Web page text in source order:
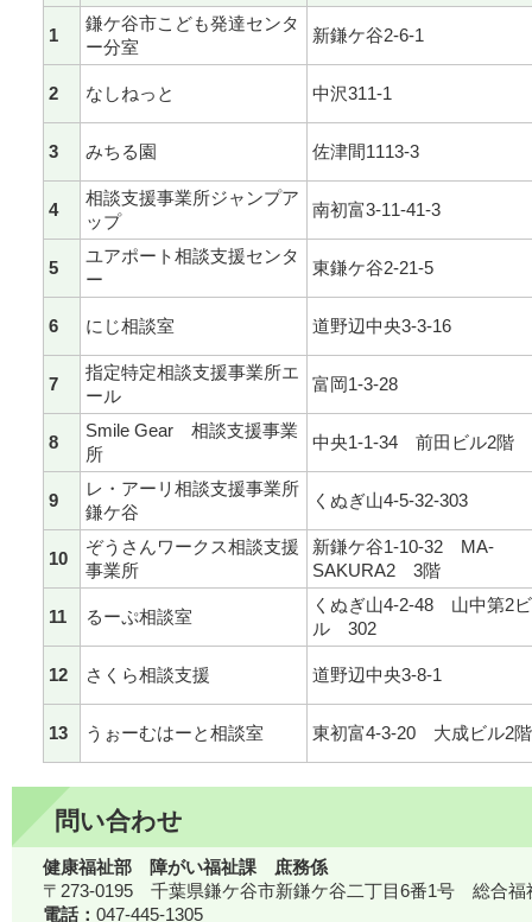
1
鎌ケ谷市こども発達センタ
ー分室
新鎌ケ谷2-6-1
2 なしねっと 中沢311-1
3 みちる園 佐津間1113-3
4
相談支援事業所ジャンプア
ップ
南初富3-11-41-3
5
ユアポート相談支援センタ
ー
東鎌ケ谷2-21-5
6 にじ相談室 道野辺中央3-3-16
7
指定特定相談支援事業所エ
ール
富岡1-3-28
8
Smile Gear 相談支援事業
所
中央1-1-34 前田ビル2階
9
レ・アーリ相談支援事業所
鎌ケ谷
くぬぎ山4-5-32-303
10
ぞうさんワークス相談支援
事業所
新鎌ケ谷1-10-32 MA-
SAKURA2 3階
11 るーぷ相談室
くぬぎ山4-2-48 山中第2ビ
ル 302
12 さくら相談支援 道野辺中央3-8-1
13 うぉーむはーと相談室 東初富4-3-20 大成ビル2階
問い合わせ
健康福祉部 障がい福祉課 庶務係
〒273-0195 千葉県鎌ケ谷市新鎌ケ谷二丁目6番1号 総合福
電話： 047-445-1305